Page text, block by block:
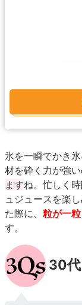
氷を一瞬でかき
材を砕く力が強い
ますね。忙しく
ュジュースを楽
た際に、 粒が一
す。
30